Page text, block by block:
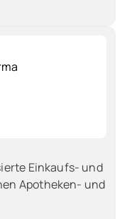
Einkaufs- und
Apotheken- und